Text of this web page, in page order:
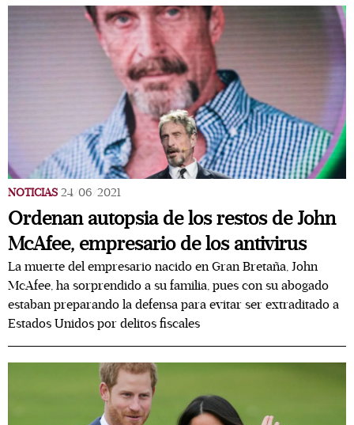
NOTICIAS 24/06/2021
Ordenan autopsia de los restos de John
McAfee, empresario de los antivirus
La muerte del empresario nacido en Gran Bretaña, John
McAfee, ha sorprendido a su familia, pues con su abogado
estaban preparando la defensa para evitar ser extraditado a
Estados Unidos por delitos fiscales